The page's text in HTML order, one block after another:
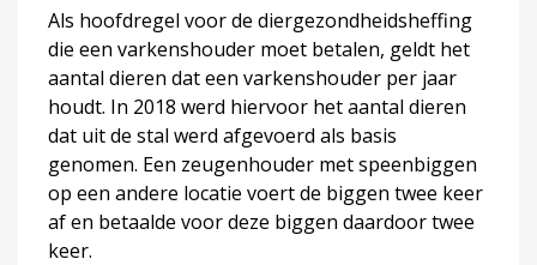
Als hoofdregel voor de diergezondheidsheffing
die een varkenshouder moet betalen, geldt het
aantal dieren dat een varkenshouder per jaar
houdt. In 2018 werd hiervoor het aantal dieren
dat uit de stal werd afgevoerd als basis
genomen. Een zeugenhouder met speenbiggen
op een andere locatie voert de biggen twee keer
af en betaalde voor deze biggen daardoor twee
keer.